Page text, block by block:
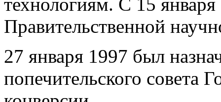
Правительственной
27 января 1997 был
попечительского совета